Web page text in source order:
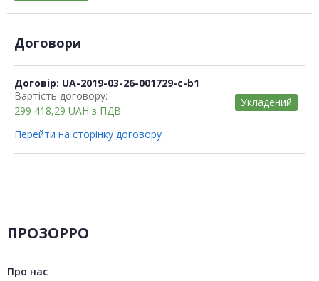
Договори
Договір: UA-2019-03-26-001729-c-b1
Вартість договору:
299 418,29 UAH з ПДВ
Укладений
Перейти на сторінку договору
ПРОЗОРРО
Про нас